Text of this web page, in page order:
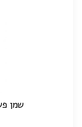
שמן